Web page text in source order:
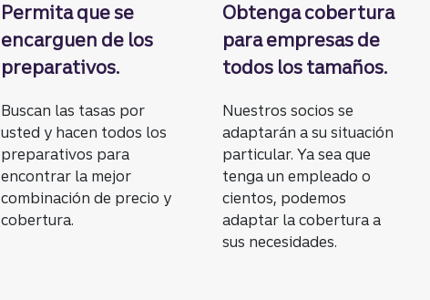
Permita que se
encarguen de los
preparativos.
Buscan las tasas por
usted y hacen todos los
preparativos para
encontrar la mejor
combinación de precio y
cobertura.
Obtenga cobertura
para empresas de
todos los tamaños.
Nuestros socios se
adaptarán a su situación
particular. Ya sea que
tenga un empleado o
cientos, podemos
adaptar la cobertura a
sus necesidades.